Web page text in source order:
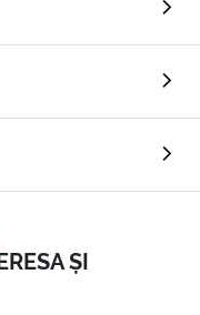
ȘI